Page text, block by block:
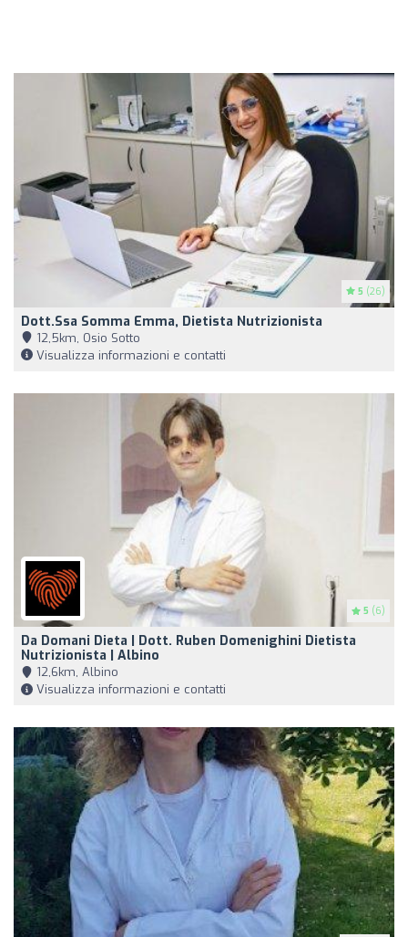
5 (26)
Dott.ssa Somma Emma, Dietista Nutrizionista
12,5km, Osio Sotto
Visualizza informazioni e contatti
5 (6)
Da Domani Dieta | Dott. Ruben Domenighini Dietista
Nutrizionista | Albino
12,6km, Albino
Visualizza informazioni e contatti